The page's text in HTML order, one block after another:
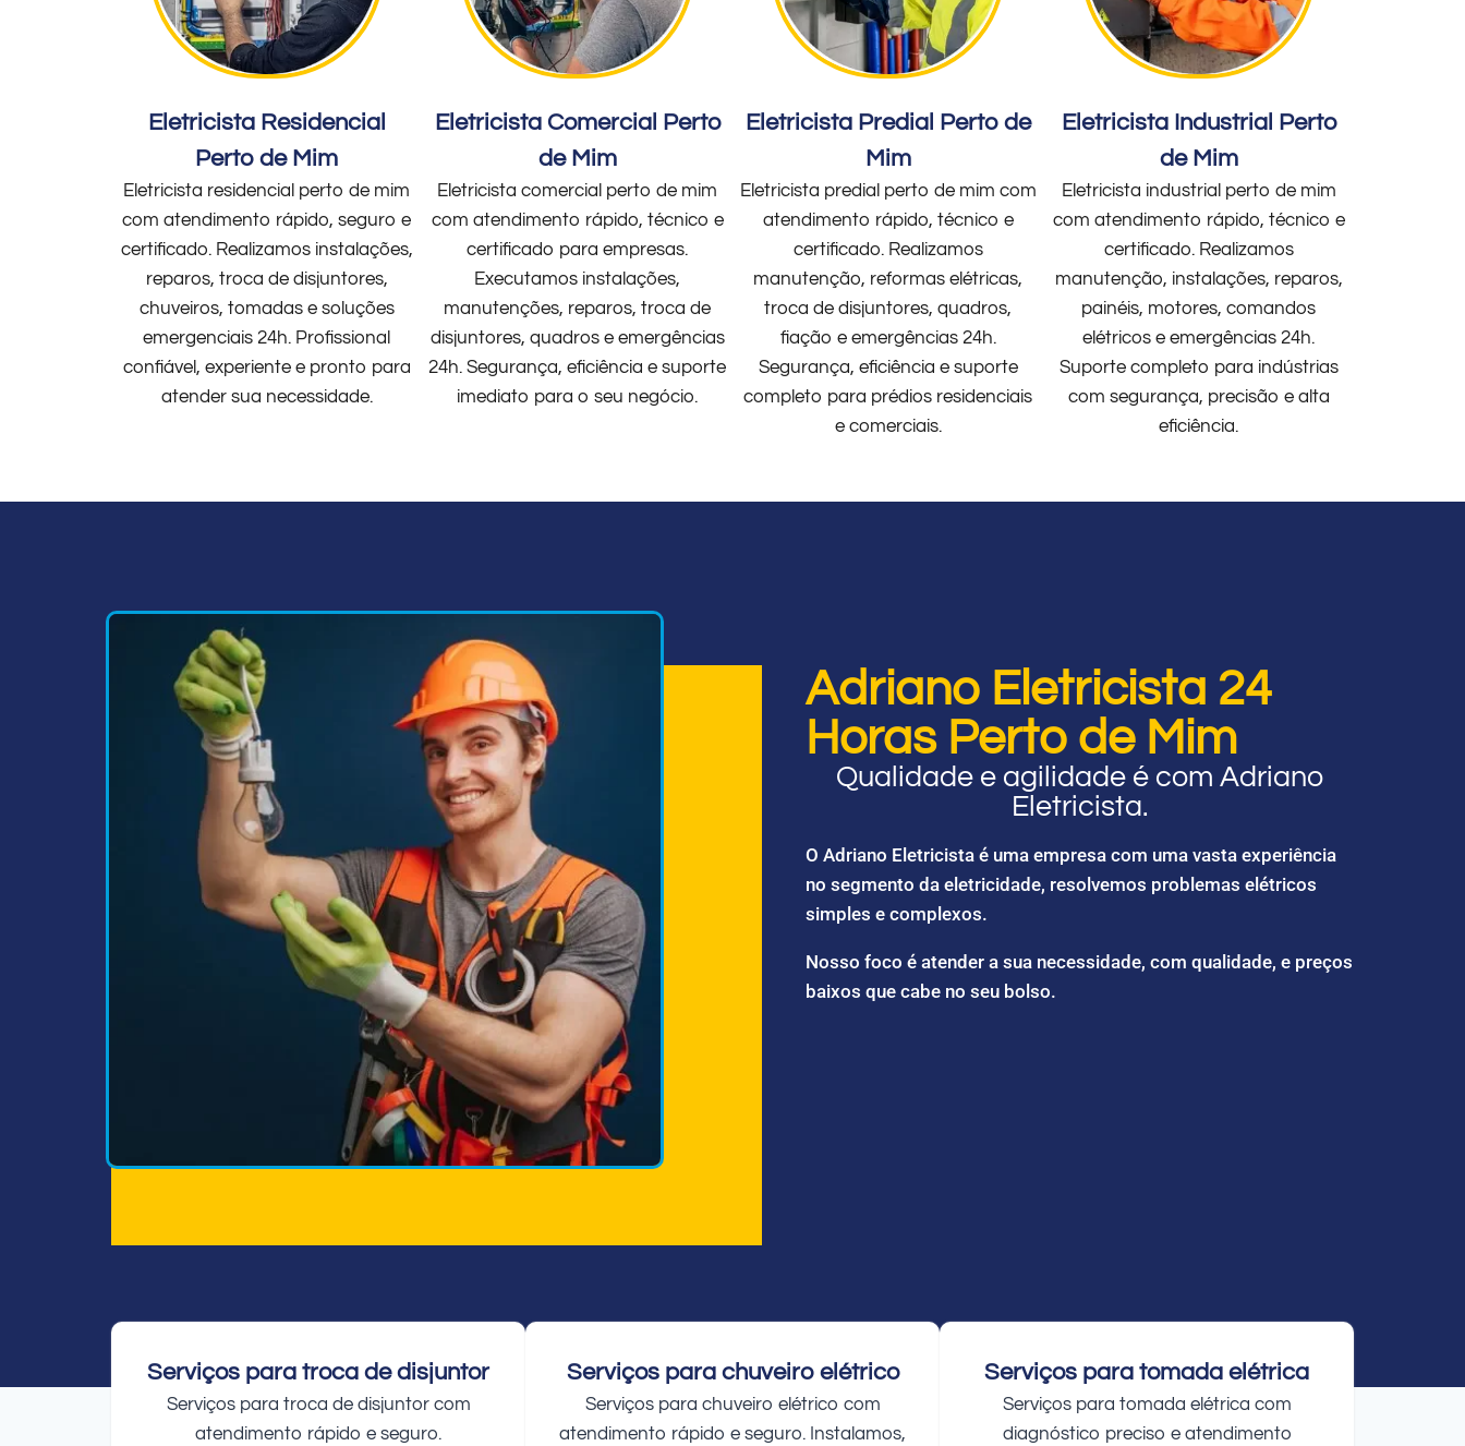
Eletricista Residencial
Perto de Mim
Eletricista residencial perto de mim
com atendimento rápido, seguro e
certificado. Realizamos instalações,
reparos, troca de disjuntores,
chuveiros, tomadas e soluções
emergenciais 24h. Profissional
confiável, experiente e pronto para
atender sua necessidade.
Eletricista Comercial Perto
de Mim
Eletricista comercial perto de mim
com atendimento rápido, técnico e
certificado para empresas.
Executamos instalações,
manutenções, reparos, troca de
disjuntores, quadros e emergências
24h. Segurança, eficiência e suporte
imediato para o seu negócio.
Eletricista Predial Perto de
Mim
Eletricista predial perto de mim com
atendimento rápido, técnico e
certificado. Realizamos
manutenção, reformas elétricas,
troca de disjuntores, quadros,
fiação e emergências 24h.
Segurança, eficiência e suporte
completo para prédios residenciais
e comerciais.
Eletricista Industrial Perto
de Mim
Eletricista industrial perto de mim
com atendimento rápido, técnico e
certificado. Realizamos
manutenção, instalações, reparos,
painéis, motores, comandos
elétricos e emergências 24h.
Suporte completo para indústrias
com segurança, precisão e alta
eficiência.
Adriano Eletricista 24
Horas Perto de Mim
Qualidade e agilidade é com Adriano
Eletricista.
O Adriano Eletricista é uma empresa com uma vasta experiência
no segmento da eletricidade, resolvemos problemas elétricos
simples e complexos.
Nosso foco é atender a sua necessidade, com qualidade, e preços
baixos que cabe no seu bolso.
Serviços para troca de disjuntor
Serviços para troca de disjuntor com
atendimento rápido e seguro.
Serviços para chuveiro elétrico
Serviços para chuveiro elétrico com
atendimento rápido e seguro. Instalamos,
Serviços para tomada elétrica
Serviços para tomada elétrica com
diagnóstico preciso e atendimento